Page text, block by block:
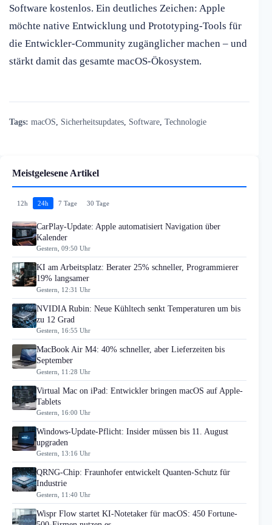
Software kostenlos. Ein deutliches Zeichen: Apple
möchte native Entwicklung und Prototyping-Tools für
die Entwickler-Community zugänglicher machen – und
stärkt damit das gesamte macOS-Ökosystem.
Tags: macOS Sicherheitsupdates Software Technologie
Meistgelesene Artikel
12h 24h 7 Tage 30 Tage
CarPlay-Update: Apple automatisiert Navigation über
Kalender
Gestern, 09:50 Uhr
KI am Arbeitsplatz: Berater 25% schneller, Programmierer
19% langsamer
Gestern, 12:31 Uhr
NVIDIA Rubin: Neue Kühltech senkt Temperaturen um bis
zu 12 Grad
Gestern, 16:55 Uhr
MacBook Air M4: 40% schneller, aber Lieferzeiten bis
September
Gestern, 11:28 Uhr
Virtual Mac on iPad: Entwickler bringen macOS auf Apple-
Tablets
Gestern, 16:00 Uhr
Windows-Update-Pflicht: Insider müssen bis 11. August
upgraden
Gestern, 13:16 Uhr
QRNG-Chip: Fraunhofer entwickelt Quanten-Schutz für
Industrie
Gestern, 11:40 Uhr
Wispr Flow startet KI-Notetaker für macOS: 450 Fortune-